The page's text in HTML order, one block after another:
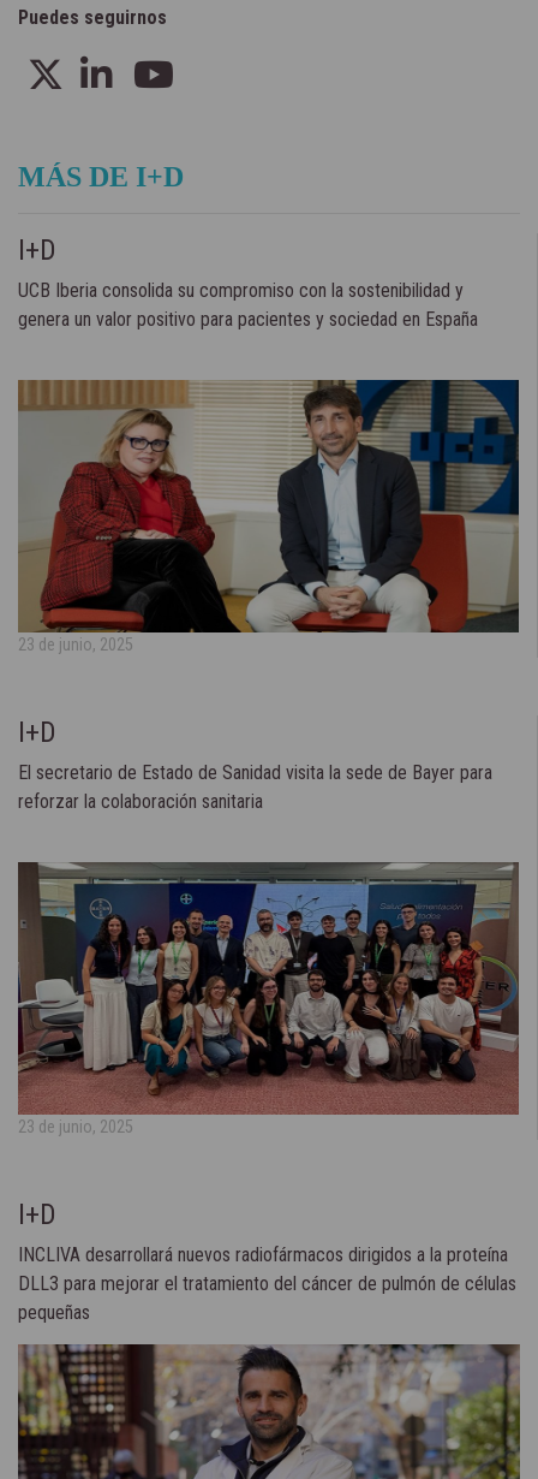
Puedes seguirnos
MÁS DE I+D
I+D
UCB Iberia consolida su compromiso con la sostenibilidad y
genera un valor positivo para pacientes y sociedad en España
23 de junio, 2025
I+D
El secretario de Estado de Sanidad visita la sede de Bayer para
reforzar la colaboración sanitaria
23 de junio, 2025
I+D
INCLIVA desarrollará nuevos radiofármacos dirigidos a la proteína
DLL3 para mejorar el tratamiento del cáncer de pulmón de células
pequeñas